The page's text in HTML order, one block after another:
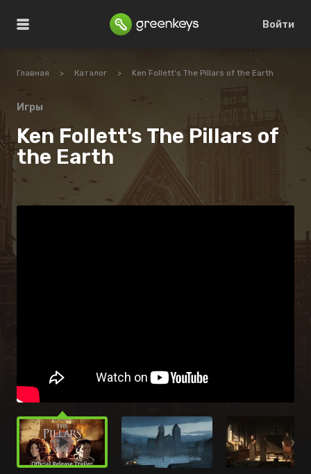
Войти
Главная > Каталог > Ken Follett's The Pillars of the Earth
Игры
Ken Follett's The Pillars of
the Earth